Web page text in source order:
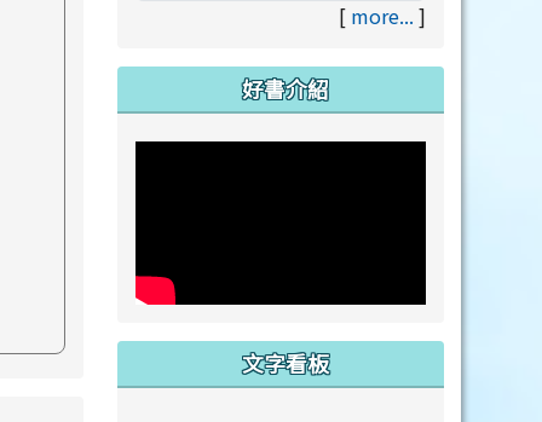
[ more... ]
好書介紹
文字看板